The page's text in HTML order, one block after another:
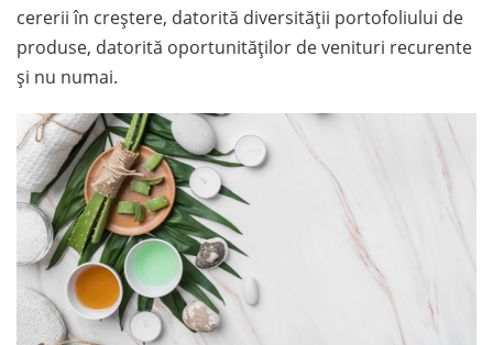
cererii în creștere, datorită diversității portofoliului de
produse, datorită oportunităților de venituri recurente
și nu numai.